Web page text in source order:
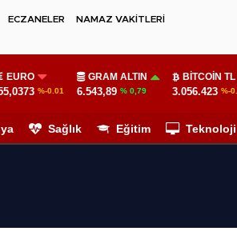
ECZANELER
NAMAZ VAKİTLERİ
EURO
%-0.01
GRAM ALTIN
6.543,89 % 0,79
BITCOIN TL
3.056.423 %-
Sağlık Eğitim Teknoloji